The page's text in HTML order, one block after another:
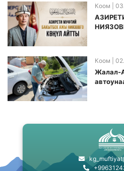
Коом |
Коом |
Жалал-